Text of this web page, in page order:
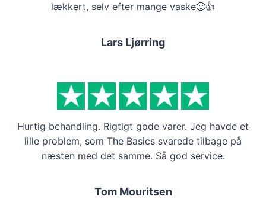
lækkert, selv efter mange vaske🙂👍
Lars Ljørring
Hurtig behandling. Rigtigt gode varer. Jeg havde et
lille problem, som The Basics svarede tilbage på
næsten med det samme. Så god service.
Tom Mouritsen